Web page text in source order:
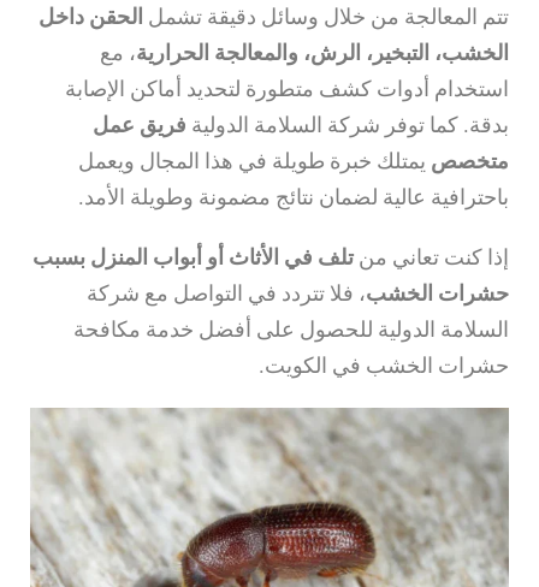
تتم المعالجة من خلال وسائل دقيقة تشمل الحقن داخل
الخشب، التبخير، الرش، والمعالجة الحرارية، مع
استخدام أدوات كشف متطورة لتحديد أماكن الإصابة
بدقة. كما توفر شركة السلامة الدولية فريق عمل
متخصص يمتلك خبرة طويلة في هذا المجال ويعمل
باحترافية عالية لضمان نتائج مضمونة وطويلة الأمد.
إذا كنت تعاني من تلف في الأثاث أو أبواب المنزل بسبب
حشرات الخشب، فلا تتردد في التواصل مع شركة
السلامة الدولية للحصول على أفضل خدمة مكافحة
حشرات الخشب في الكويت.